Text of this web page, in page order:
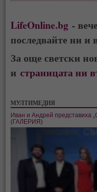
LifeOnline.bg -
последвайте ни
За още светски
истраницата ни
МУЛТИМЕДИЯ
Иван и Андрей представиха
(ГАЛЕРИЯ)